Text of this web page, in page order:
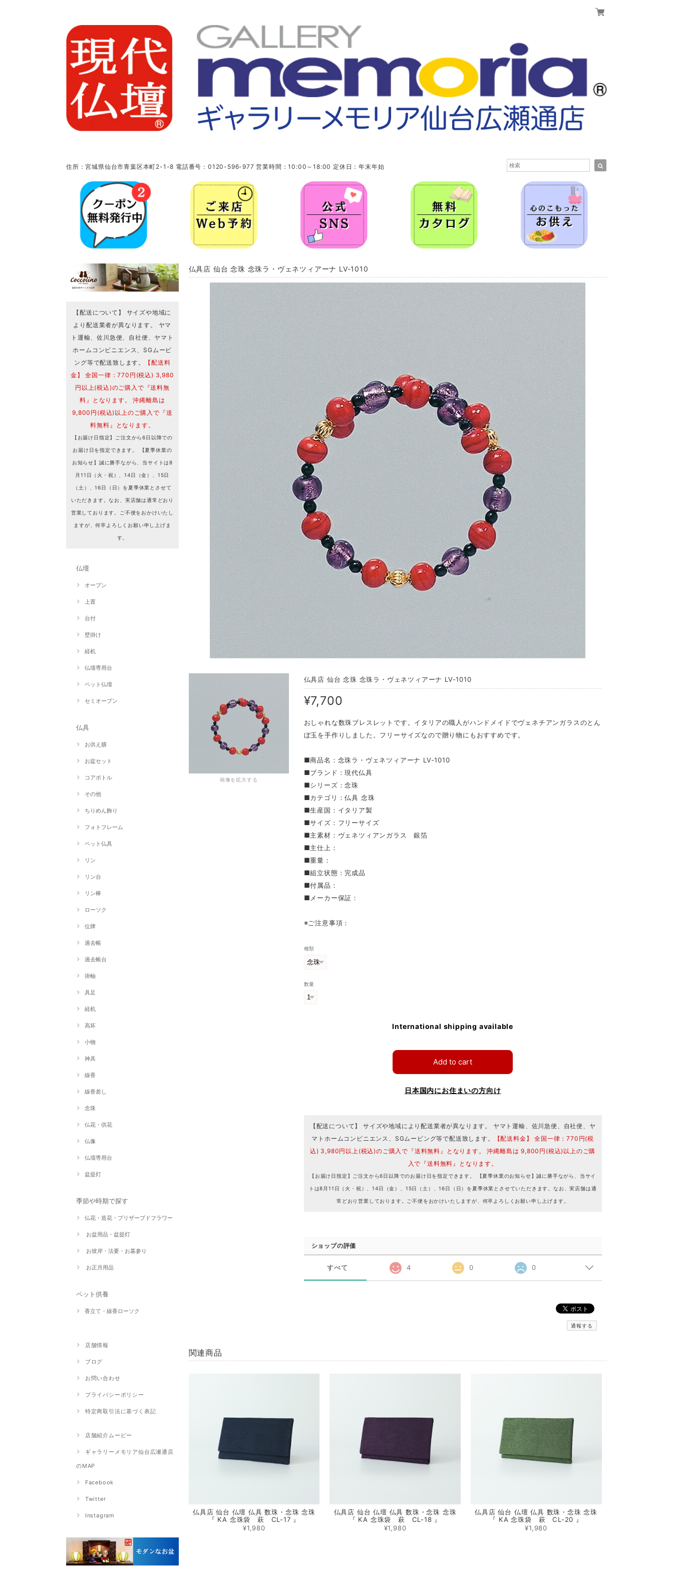
住所：宮城県仙台市青葉区本町2-1-8 電話番号：0120-596-977 営業時間：10:00～18:00 定休日：年末年始
【配送について】 サイズや地域に
より配送業者が異なります。 ヤマ
ト運輸、佐川急便、自社便、ヤマト
ホームコンビニエンス、SGムービ
ング等で配送致します。
【配送料
金】 全国一律：770円(税込) 3,980
円以上(税込)のご購入で『送料無
料』となります。 沖縄離島は
9,800円(税込)以上のご購入で『送
料無料』となります。
【お届け日指定】ご注文から6日以降での
お届け日を指定できます。 【夏季休業の
お知らせ】誠に勝手ながら、当サイトは8
月11日（火・祝）、14日（金）、15日
（土）、16日（日）を夏季休業とさせて
いただきます。なお、実店舗は通常どおり
営業しております。ご不便をおかけいたし
ますが、何卒よろしくお願い申し上げま
す。
仏壇
オープン
上置
台付
壁掛け
経机
仏壇専用台
ペット仏壇
セミオープン
仏具
お供え膳
お盆セット
コアボトル
その他
ちりめん飾り
フォトフレーム
ペット仏具
リン
リン台
リン棒
ローソク
位牌
過去帳
過去帳台
掛軸
具足
経机
高坏
小物
神具
線香
線香差し
念珠
仏花・供花
仏像
仏壇専用台
盆提灯
季節や時期で探す
仏花・造花・プリザーブドフラワー
お盆用品・盆提灯
お彼岸・法要・お墓参り
お正月用品
ペット供養
香立て・線香ローソク
店舗情報
ブログ
お問い合わせ
プライバシーポリシー
特定商取引法に基づく表記
店舗紹介ムービー
ギャラリーメモリア仙台広瀬通店
のMAP
Facebook
Twitter
Instagram
仏具店 仙台 念珠 念珠ラ・ヴェネツィアーナ LV-1010
画像を拡大する
仏具店 仙台 念珠 念珠ラ・ヴェネツィアーナ LV-1010
¥7,700
おしゃれな数珠ブレスレットです。イタリアの職人がハンドメイドでヴェネチアンガラスのとん
ぼ玉を手作りしました。フリーサイズなので贈り物にもおすすめです。
■商品名：念珠ラ・ヴェネツィアーナ LV-1010
■ブランド：現代仏具
■シリーズ：念珠
■カテゴリ：仏具 念珠
■生産国：イタリア製
■サイズ：フリーサイズ
■主素材：ヴェネツィアンガラス 銀箔
■主仕上：
■重量：
■組立状態：完成品
■付属品：
■メーカー保証：
※ご注意事項：
種類
数量
International shipping available
Add to cart
日本国内にお住まいの方向け
【配送について】 サイズや地域により配送業者が異なります。 ヤマト運輸、佐川急便、自社便、ヤ
マトホームコンビニエンス、SGムービング等で配送致します。
【配送料金】 全国一律：770円(税
込) 3,980円以上(税込)のご購入で『送料無料』となります。 沖縄離島は 9,800円(税込)以上のご購
入で『送料無料』となります。
【お届け日指定】ご注文から6日以降でのお届け日を指定できます。 【夏季休業のお知らせ】誠に勝手ながら、当サイ
トは8月11日（火・祝）、14日（金）、15日（土）、16日（日）を夏季休業とさせていただきます。なお、実店舗は通
常どおり営業しております。ご不便をおかけいたしますが、何卒よろしくお願い申し上げます。
ショップの評価
すべて 4 0 0
通報する
関連商品
仏具店 仙台 仏壇 仏具 数珠・念珠 念珠
『 KA 念珠袋 萩 CL-17 』
¥1,980
仏具店 仙台 仏壇 仏具 数珠・念珠 念珠
『 KA 念珠袋 萩 CL-18 』
¥1,980
仏具店 仙台 仏壇 仏具 数珠・念珠 念珠
『 KA 念珠袋 萩 CL-20 』
¥1,980